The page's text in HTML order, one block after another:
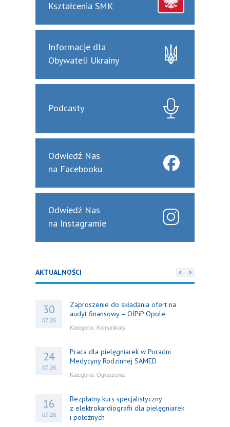
Kształcenia SMK
Informacje dla
Obywateli Ukrainy
Podcasty
Odwiedź Nas
na Facebooku
Odwiedź Nas
na Instagramie
AKTUALNOŚCI
30
07.26
Zaproszenie do składania ofert na
audyt finansowy – OIPiP Opole
Kategoria: Komunikaty
24
07.26
Praca dla pielęgniarek w Poradni
Medycyny Rodzinnej SAMED
Kategoria: Ogłoszenia
16
07.26
Bezpłatny kurs specjalistyczny
z elektrokardiografii dla pielęgniarek
i położnych